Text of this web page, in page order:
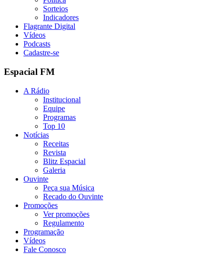
Sorteios
Indicadores
Flagrante Digital
Vídeos
Podcasts
Cadastre-se
Espacial FM
A Rádio
Institucional
Equipe
Programas
Top 10
Notícias
Receitas
Revista
Blitz Espacial
Galeria
Ouvinte
Peça sua Música
Recado do Ouvinte
Promoções
Ver promoções
Regulamento
Programação
Vídeos
Fale Conosco